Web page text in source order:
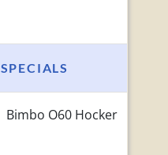
SPECIALS
Bimbo O60 Hocker